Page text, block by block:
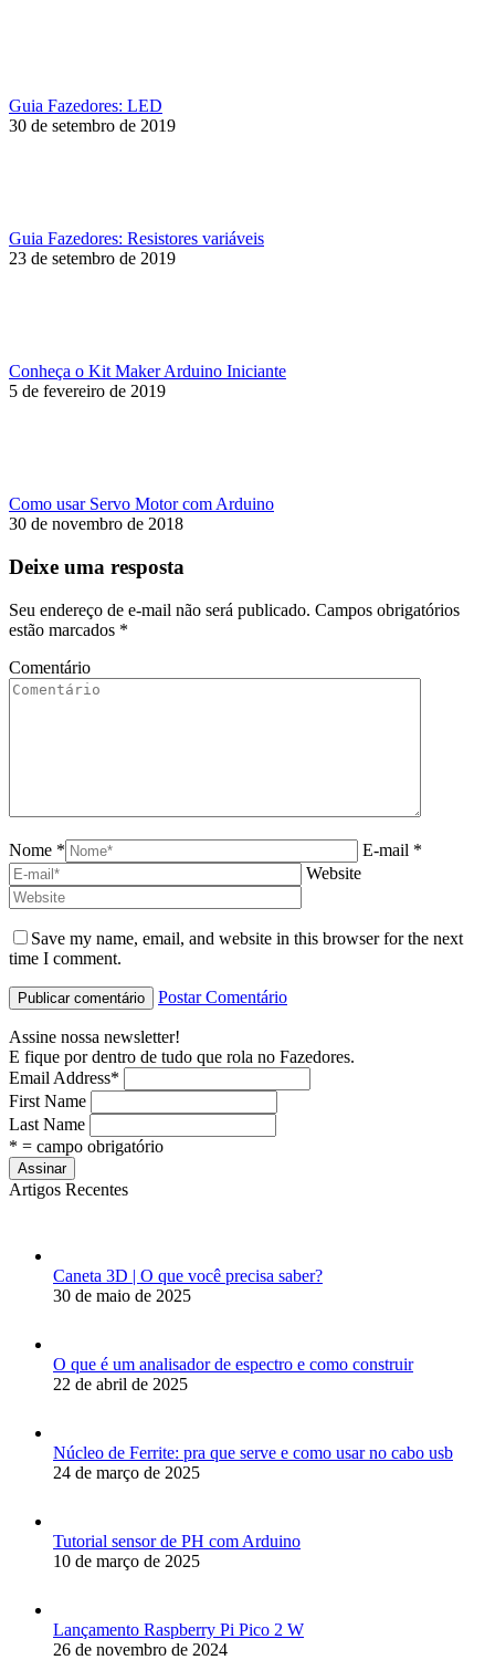
Guia Fazedores: LED
30 de setembro de 2019
Guia Fazedores: Resistores variáveis
23 de setembro de 2019
Conheça o Kit Maker Arduino Iniciante
5 de fevereiro de 2019
Como usar Servo Motor com Arduino
30 de novembro de 2018
Deixe uma resposta
Seu endereço de e-mail não será publicado. Campos obrigatórios
estão marcados *
Comentário
Nome *
E-mail *
Website
Save my name, email, and website in this browser for the next
time I comment.
Postar Comentário
Assine nossa newsletter!
E fique por dentro de tudo que rola no Fazedores.
Email Address*
First Name
Last Name
* = campo obrigatório
Artigos Recentes
Caneta 3D | O que você precisa saber?
30 de maio de 2025
O que é um analisador de espectro e como construir
22 de abril de 2025
Núcleo de Ferrite: pra que serve e como usar no cabo usb
24 de março de 2025
Tutorial sensor de PH com Arduino
10 de março de 2025
Lançamento Raspberry Pi Pico 2 W
26 de novembro de 2024